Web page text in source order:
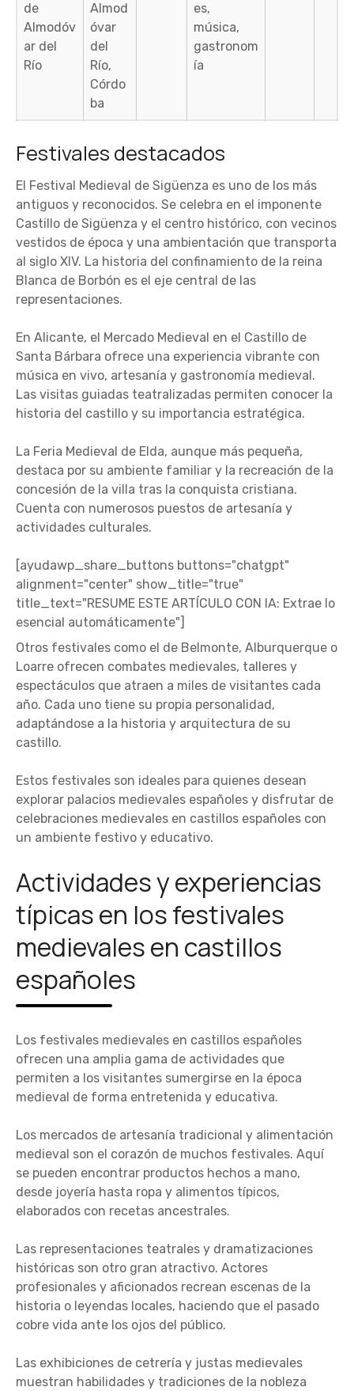
de
Almodóv
ar del
Río
Almod
óvar
del
Río,
Córdo
ba
es,
música,
gastronom
ía
Festivales destacados
El Festival Medieval de Sigüenza es uno de los más
antiguos y reconocidos. Se celebra en el imponente
Castillo de Sigüenza y el centro histórico, con vecinos
vestidos de época y una ambientación que transporta
al siglo XIV. La historia del confinamiento de la reina
Blanca de Borbón es el eje central de las
representaciones.
En Alicante, el Mercado Medieval en el Castillo de
Santa Bárbara ofrece una experiencia vibrante con
música en vivo, artesanía y gastronomía medieval.
Las visitas guiadas teatralizadas permiten conocer la
historia del castillo y su importancia estratégica.
La Feria Medieval de Elda, aunque más pequeña,
destaca por su ambiente familiar y la recreación de la
concesión de la villa tras la conquista cristiana.
Cuenta con numerosos puestos de artesanía y
actividades culturales.
[ayudawp_share_buttons buttons="chatgpt"
alignment="center" show_title="true"
title_text="RESUME ESTE ARTÍCULO CON IA: Extrae lo
esencial automáticamente"]
Otros festivales como el de Belmonte, Alburquerque o
Loarre ofrecen combates medievales, talleres y
espectáculos que atraen a miles de visitantes cada
año. Cada uno tiene su propia personalidad,
adaptándose a la historia y arquitectura de su
castillo.
Estos festivales son ideales para quienes desean
explorar palacios medievales españoles y disfrutar de
celebraciones medievales en castillos españoles con
un ambiente festivo y educativo.
Actividades y experiencias
típicas en los festivales
medievales en castillos
españoles
Los festivales medievales en castillos españoles
ofrecen una amplia gama de actividades que
permiten a los visitantes sumergirse en la época
medieval de forma entretenida y educativa.
Los mercados de artesanía tradicional y alimentación
medieval son el corazón de muchos festivales. Aquí
se pueden encontrar productos hechos a mano,
desde joyería hasta ropa y alimentos típicos,
elaborados con recetas ancestrales.
Las representaciones teatrales y dramatizaciones
históricas son otro gran atractivo. Actores
profesionales y aficionados recrean escenas de la
historia o leyendas locales, haciendo que el pasado
cobre vida ante los ojos del público.
Las exhibiciones de cetrería y justas medievales
muestran habilidades y tradiciones de la nobleza